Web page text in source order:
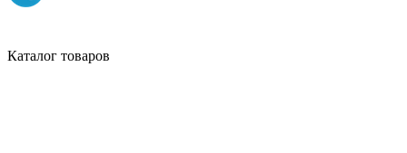
Каталог товаров